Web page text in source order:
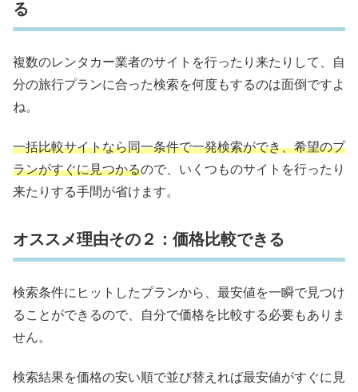
る
複数のレンタカー業者のサイトを行ったり来たりして、自
分の旅行プランに合った検索を何度もするのは面倒ですよ
ね。
一括比較サイトなら同一条件で一発検索ができ、希望のプ
ランがすぐに見つかるので、いくつものサイトを行ったり
来たりする手間が省けます。
オススメ理由その２：価格比較できる
検索条件にヒットしたプランから、最安値を一瞬で見つけ
ることができるので、自分で価格を比較する必要もありま
せん。
検索結果を価格の安い順で並び替えれば最安値がすぐに見